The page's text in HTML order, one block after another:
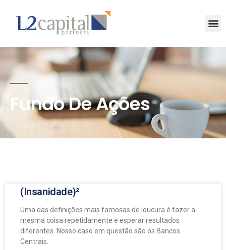
Fundo De Ações
(Insanidade)²
Uma das definições mais famosas de loucura é fazer a
mesma coisa repetidamente e esperar resultados
diferentes. Nosso caso em questão são os Bancos
Centrais.